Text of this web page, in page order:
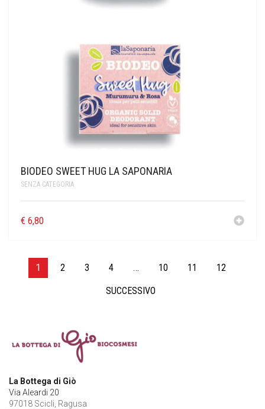
BIODEO SWEET HUG LA SAPONARIA
SENZA CATEGORIA
€ 6,80
1 2 3 4 … 10 11 12
SUCCESSIVO
La Bottega di Giò
Via Aleardi 20
97018 Scicli, Ragusa